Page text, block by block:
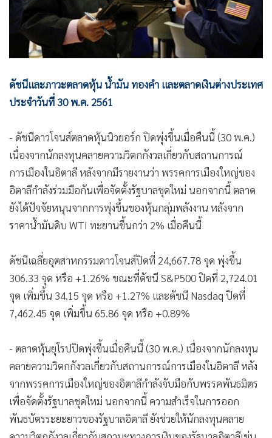
ท่องเที่ยว
กีฬา
ต่างประเทศ
• เศรษฐกิจ-ธุรกิจ
• จีน
• อาชญากรรม
• Motoring
• เกม
• วิทยาศาสตร์
• SMEs
• หุ้น
•
อินโดจีน
กองทุนรวม
Celeb Online
• Factcheck
News1
• Gotomanager
ดัชนีและภาวะตลาดหุ้น น้ำมัน ทองคำ และตลาดเงินต่างประเทศ
ประจำวันที่ 30 พ.ค. 2561
- ดัชนีดาวโจนส์ตลาดหุ้นนิวยอร์ก ปิดพุ่งขึ้นเมื่อคืนนี้ (30 พ.ค.)
เนื่องจากนักลงทุนคลายความวิตกกังวลเกี่ยวกับสถานการณ์
การเมืองในอิตาลี หลังจากมีรายงานว่า พรรคการเมืองใหญ่ของ
อิตาลีกำลังร่วมมือกันเพื่อจัดตั้งรัฐบาลชุดใหม่ นอกจากนี้ ตลาด
ยังได้ปัจจัยหนุนจากการพุ่งขึ้นของหุ้นกลุ่มพลังงาน หลังจาก
ราคาน้ำมันดิบ WTI ทะยานขึ้นกว่า 2% เมื่อคืนนี้
ดัชนีเฉลี่ยอุตสาหกรรมดาวโจนส์ปิดที่ 24,667.78 จุด พุ่งขึ้น
306.33 จุด หรือ +1.26% ขณะที่ดัชนี S&P500 ปิดที่ 2,724.01
จุด เพิ่มขึ้น 34.15 จุด หรือ +1.27% และดัชนี Nasdaq ปิดที่
7,462.45 จุด เพิ่มขึ้น 65.86 จุด หรือ +0.89%
- ตลาดหุ้นยุโรปปิดพุ่งขึ้นเมื่อคืนนี้ (30 พ.ค.) เนื่องจากนักลงทุน
คลายความวิตกกังวลเกี่ยวกับสถานการณ์การเมืองในอิตาลี หลัง
จากพรรคการเมืองใหญ่ของอิตาลีกำลังจับมือกับพรรคพันธมิตร
เพื่อจัดตั้งรัฐบาลชุดใหม่ นอกจากนี้ ความสำเร็จในการออก
พันธบัตรระยะยาวของรัฐบาลอิตาลี ยังช่วยให้นักลงทุนคลาย